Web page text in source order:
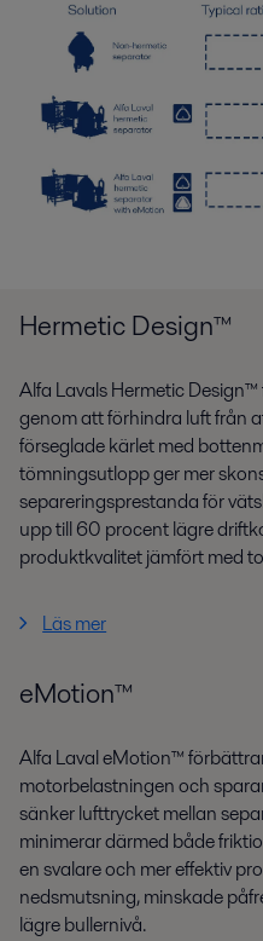
Hermetic Design™
Alfa Lavals Hermetic
genom att förhindra luft från
förseglade kärlet med
tömningsutlopp ger mer
separeringsprestanda för
upp till 60 procent lägre
produktkvalitet jämfört med
Läs mer
eMotion™
Alfa Laval eMotion™
motorbelastningen och
sänker lufttrycket mellan
minimerar därmed både
en svalare och mer effektiv
nedsmutsning, minskade
lägre bullernivå.